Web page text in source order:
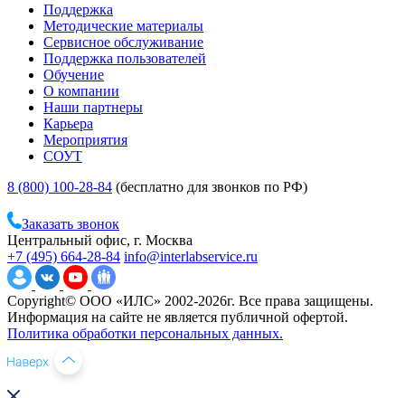
Поддержка
Методические материалы
Сервисное обслуживание
Поддержка пользователей
Обучение
О компании
Наши партнеры
Карьера
Мероприятия
СОУТ
8 (800) 100-28-84 (бесплатно для звонков по РФ)
Заказать звонок
Центральный офис, г. Москва
+7 (495) 664-28-84 info@interlabservice.ru
Copyright© ООО «ИЛС» 2002-2026г. Все права защищены.
Информация на сайте не является публичной офертой.
Политика обработки персональных данных.